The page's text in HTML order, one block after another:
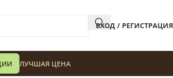
ВХОД / РЕГИСТРАЦИЯ
ЛУЧШАЯ ЦЕНА